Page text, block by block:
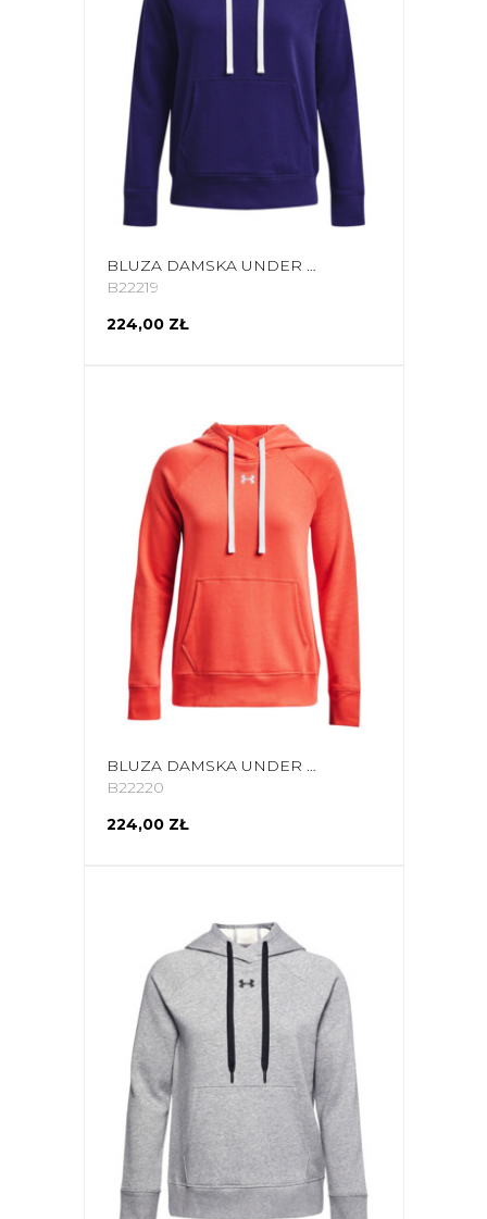
BLUZA DAMSKA UNDER ARMOUR RIVAL FLEECE HB HOODIE GRANATOWA 1356317 468
B22219
224,00 ZŁ
BLUZA DAMSKA UNDER ARMOUR RIVAL FLEECE HB HOODIE POMARAŃCZOWA 1356317 877
B22220
224,00 ZŁ